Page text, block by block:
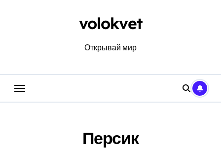
volokvet
Открывай мир
Персик